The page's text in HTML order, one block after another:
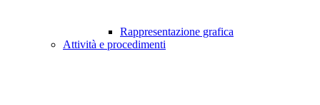
Rappresentazione grafica
Attività e procedimenti